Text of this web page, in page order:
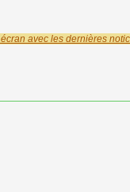
avec les dernières